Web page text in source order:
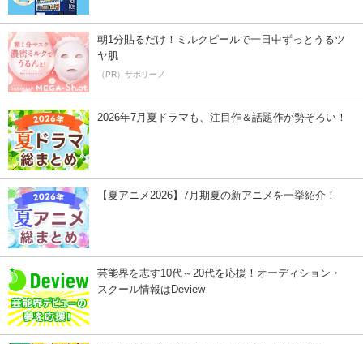
朝1分貼るだけ！ミルクピールで一日中ずっとうるツ
ヤ肌
（PR）サボリーノ
2026年7月夏ドラマも、注目作＆話題作が勢ぞろい！
【夏アニメ2026】7月期夏の新アニメを一挙紹介！
芸能界を志す10代～20代を応援！オーディション・
スクール情報はDeview